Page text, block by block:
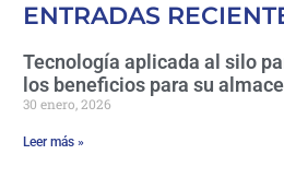
ENTRADAS
Tecnología aplicada al silo
los beneficios para su
30 enero, 2026
Leer más »